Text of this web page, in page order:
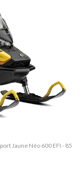
Jaune Néo 600 EFI - 85